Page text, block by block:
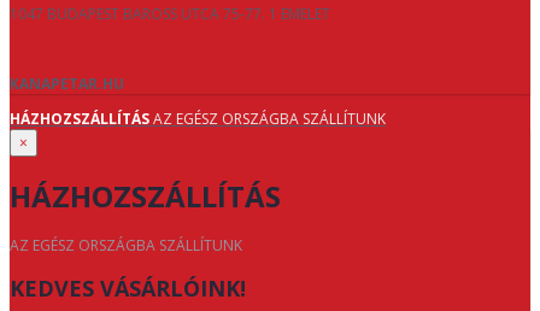
1047 BUDAPEST BAROSS UTCA 75-77. 1 EMELET
KANAPETAR.HU
HÁZHOZSZÁLLÍTÁSAZ EGÉSZ ORSZÁGBA SZÁLLÍTUNK
×
HÁZHOZSZÁLLÍTÁS
AZ EGÉSZ ORSZÁGBA SZÁLLÍTUNK
KEDVES VÁSÁRLÓINK!